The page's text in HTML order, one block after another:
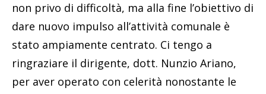
non privo di difficoltà, ma alla fine l’obiettivo di
dare nuovo impulso all’attività comunale è
stato ampiamente centrato. Ci tengo a
ringraziare il dirigente, dott. Nunzio Ariano,
per aver operato con celerità nonostante le